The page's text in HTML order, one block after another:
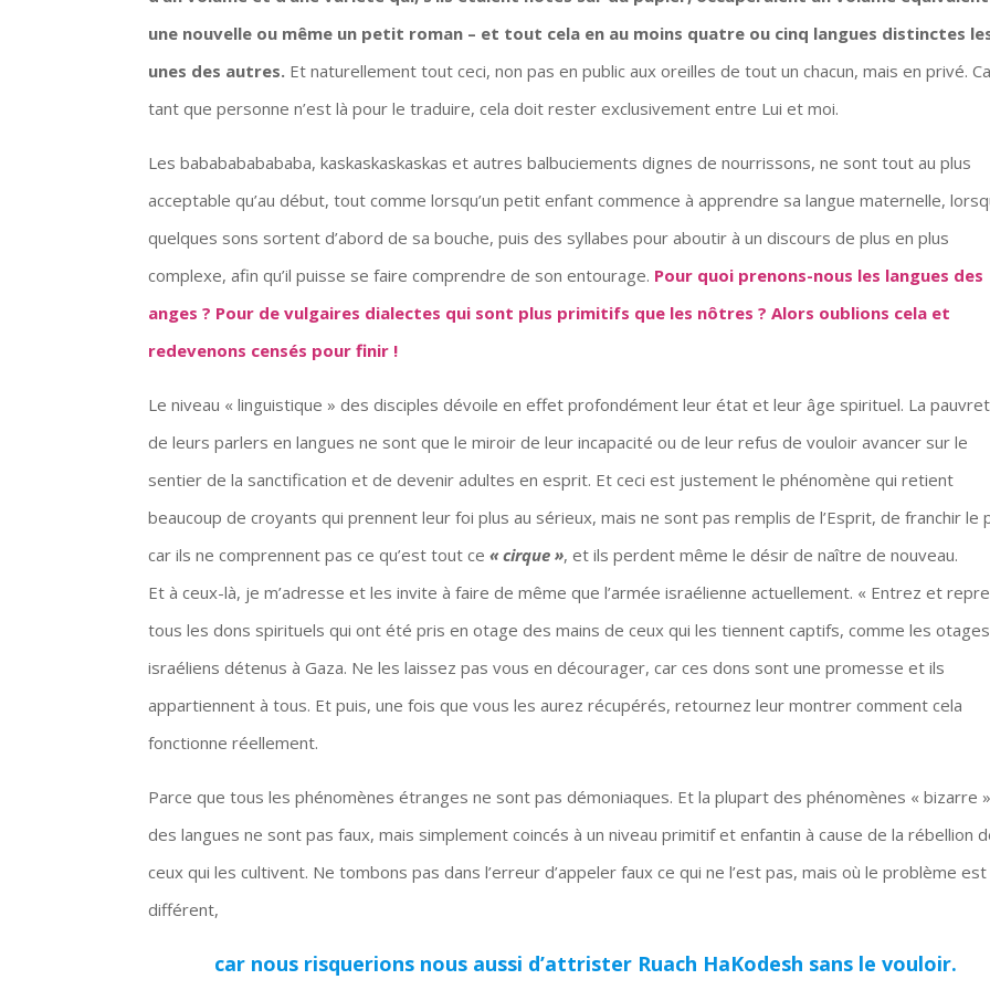
une nouvelle ou même un petit roman – et tout cela en au moins quatre ou cinq langues distinctes
unes des autres. Et naturellement tout ceci, non pas en public aux oreilles de tout un chacun, mais en privé.
tant que personne n’est là pour le traduire, cela doit rester exclusivement entre Lui et moi.
Les bababababababa, kaskaskaskaskas et autres balbuciements dignes de nourrissons, ne sont tout au plus
acceptable qu’au début, tout comme lorsqu’un petit enfant commence à apprendre sa langue maternelle,
quelques sons sortent d’abord de sa bouche, puis des syllabes pour aboutir à un discours de plus en plus
complexe, afin qu’il puisse se faire comprendre de son entourage. Pour quoi prenons-nous les langues des
anges ? Pour de vulgaires dialectes qui sont plus primitifs que les nôtres ? Alors oublions cela et
redevenons censés pour finir !
Le niveau « linguistique » des disciples dévoile en effet profondément leur état et leur âge spirituel. La
de leurs parlers en langues ne sont que le miroir de leur incapacité ou de leur refus de vouloir avancer sur le
sentier de la sanctification et de devenir adultes en esprit. Et ceci est justement le phénomène qui retient
beaucoup de croyants qui prennent leur foi plus au sérieux, mais ne sont pas remplis de l’Esprit, de franchir le
car ils ne comprennent pas ce qu’est tout ce« cirque », et ils perdent même le désir de naître de nouveau.
Et à ceux-là, je m’adresse et les invite à faire de même que l’armée israélienne actuellement. « Entrez et
tous les dons spirituels qui ont été pris en otage des mains de ceux qui les tiennent captifs, comme les otages
israéliens détenus à Gaza. Ne les laissez pas vous en décourager, car ces dons sont une promesse et ils
appartiennent à tous. Et puis, une fois que vous les aurez récupérés, retournez leur montrer comment cela
fonctionne réellement.
Parce que tous les phénomènes étranges ne sont pas démoniaques. Et la plupart des phénomènes « bizarre »
des langues ne sont pas faux, mais simplement coincés à un niveau primitif et enfantin à cause de la rébellion
ceux qui les cultivent. Ne tombons pas dans l’erreur d’appeler faux ce qui ne l’est pas, mais où le problème est
différent,
car nous risquerions nous aussi d’attrister Ruach HaKodesh sans le vouloir.